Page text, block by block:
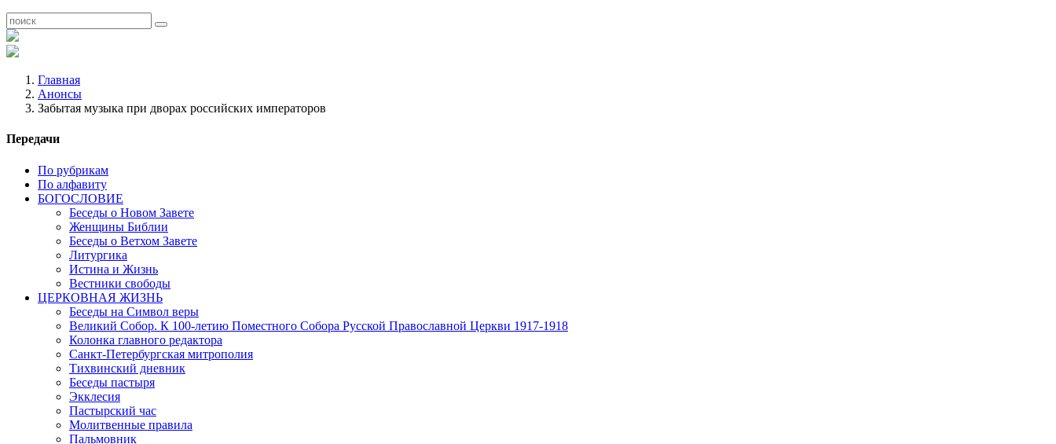
Главная
Анонсы
Забытая музыка при дворах российских императоров
Передачи
По рубрикам
По алфавиту
БОГОСЛОВИЕ
Беседы о Новом Завете
Женщины Библии
Беседы о Ветхом Завете
Литургика
Истина и Жизнь
Вестники свободы
ЦЕРКОВНАЯ ЖИЗНЬ
Беседы на Символ веры
Великий Собор. К 100-летию Поместного Собора Русской Православной Церкви 1917-1918
Колонка главного редактора
Санкт-Петербургская митрополия
Тихвинский дневник
Беседы пастыря
Экклесия
Пастырский час
Молитвенные правила
Пальмовник